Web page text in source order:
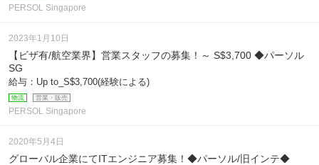
PERSOL Singapore
【ビザ有/航空業界】営業スタッフの募集！～ S$3,700 ◆パーソル
SG
給与：Up to_S$3,700(経験による)
物流 営業・販売
2023年1月10日
PERSOL Singapore
グローバル企業にてITエンジニア募集！◆パーソル/旧インテ◆
2020年5月4日